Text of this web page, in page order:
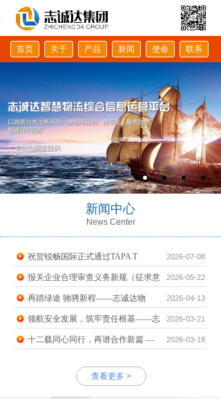
首页 关于 产品 新闻 使命 联系
新闻中心
News Center
祝贺锐畅国际正式通过TAPA T 2026-07-08
报关企业合理审查义务新规（征求意 2026-05-22
再踏绿途 驰骋新程——志诚达物 2026-04-13
领航安全发展，筑牢责任根基——志 2026-03-21
十二载同心同行，再谱合作新篇 — 2026-03-18
查看更多 >